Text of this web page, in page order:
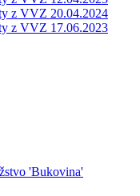
z VVZ 20.04.2024
z VVZ 17.06.2023
'Bukovina'